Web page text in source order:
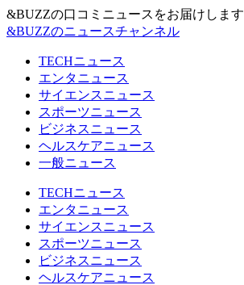
&BUZZの口コミニュースをお届けします
&BUZZのニュースチャンネル
TECHニュース
エンタニュース
サイエンスニュース
スポーツニュース
ビジネスニュース
ヘルスケアニュース
一般ニュース
TECHニュース
エンタニュース
サイエンスニュース
スポーツニュース
ビジネスニュース
ヘルスケアニュース